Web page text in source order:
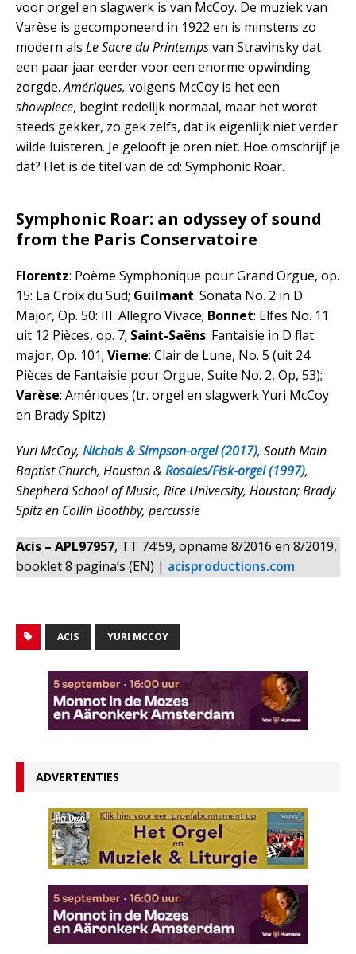
voor orgel en slagwerk is van McCoy. De muziek van
Varèse is gecomponeerd in 1922 en is minstens zo
modern als Le Sacre du Printempsvan Stravinsky dat
een paar jaar eerder voor een enorme opwinding
zorgde.Amériques, volgens McCoy is het een
showpiece, begint redelijk normaal, maar het wordt
steeds gekker, zo gek zelfs, dat ik eigenlijk niet verder
wilde luisteren. Je gelooft je oren niet. Hoe omschrijf je
dat? Het is de titel van de cd: Symphonic Roar.
Symphonic Roar: an odyssey of sound
from the Paris Conservatoire
Florentz: Poème Symphonique pour Grand Orgue, op.
15: La Croix du Sud; Guilmant: Sonata No. 2 in D
Major, Op. 50: III. Allegro Vivace; Bonnet: Elfes No. 11
uit 12 Pièces, op. 7; Saint-Saëns: Fantaisie in D flat
major, Op. 101; Vierne: Clair de Lune, No. 5 (uit 24
Pièces de Fantaisie pour Orgue, Suite No. 2, Op, 53);
Varèse: Amériques (tr. orgel en slagwerk Yuri McCoy
en Brady Spitz)
Yuri McCoy, Nichols & Simpson-orgel (2017), South Main
Baptist Church, Houston &Rosales/Fisk-orgel (1997),
Shepherd School of Music, Rice University, Houston; Brady
Spitz en Collin Boothby, percussie
Acis – APL97957, TT 74’59, opname 8/2016 en 8/2019,
booklet 8 pagina’s (EN) | acisproductions.com
ACIS YURI MCCOY
ADVERTENTIES